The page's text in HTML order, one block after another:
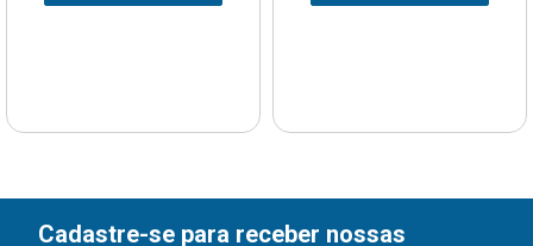
Cadastre-se para receber nossas